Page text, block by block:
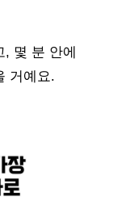
, 몇 분 안에
거예요.